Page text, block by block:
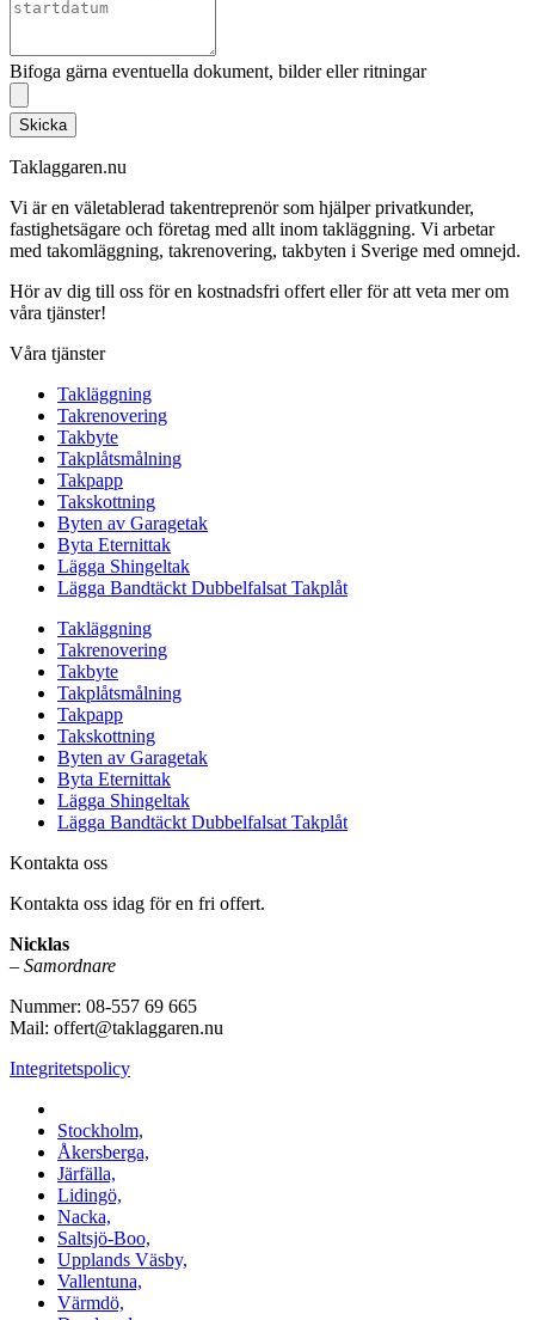
Bifoga gärna eventuella dokument, bilder eller ritningar
Skicka
Taklaggaren.nu
Vi är en väletablerad takentreprenör som hjälper privatkunder,
fastighetsägare och företag med allt inom takläggning. Vi arbetar
med takomläggning, takrenovering, takbyten i Sverige med omnejd.
Hör av dig till oss för en kostnadsfri offert eller för att veta mer om
våra tjänster!
Våra tjänster
Takläggning
Takrenovering
Takbyte
Takplåtsmålning
Takpapp
Takskottning
Byten av Garagetak
Byta Eternittak
Lägga Shingeltak
Lägga Bandtäckt Dubbelfalsat Takplåt
Takläggning
Takrenovering
Takbyte
Takplåtsmålning
Takpapp
Takskottning
Byten av Garagetak
Byta Eternittak
Lägga Shingeltak
Lägga Bandtäckt Dubbelfalsat Takplåt
Kontakta oss
Kontakta oss idag för en fri offert.
Nicklas
– Samordnare
Nummer: 08-557 69 665
Mail: offert@taklaggaren.nu
Integritetspolicy
Stockholm,
Åkersberga,
Järfälla,
Lidingö,
Nacka,
Saltsjö-Boo,
Upplands Väsby,
Vallentuna,
Värmdö,